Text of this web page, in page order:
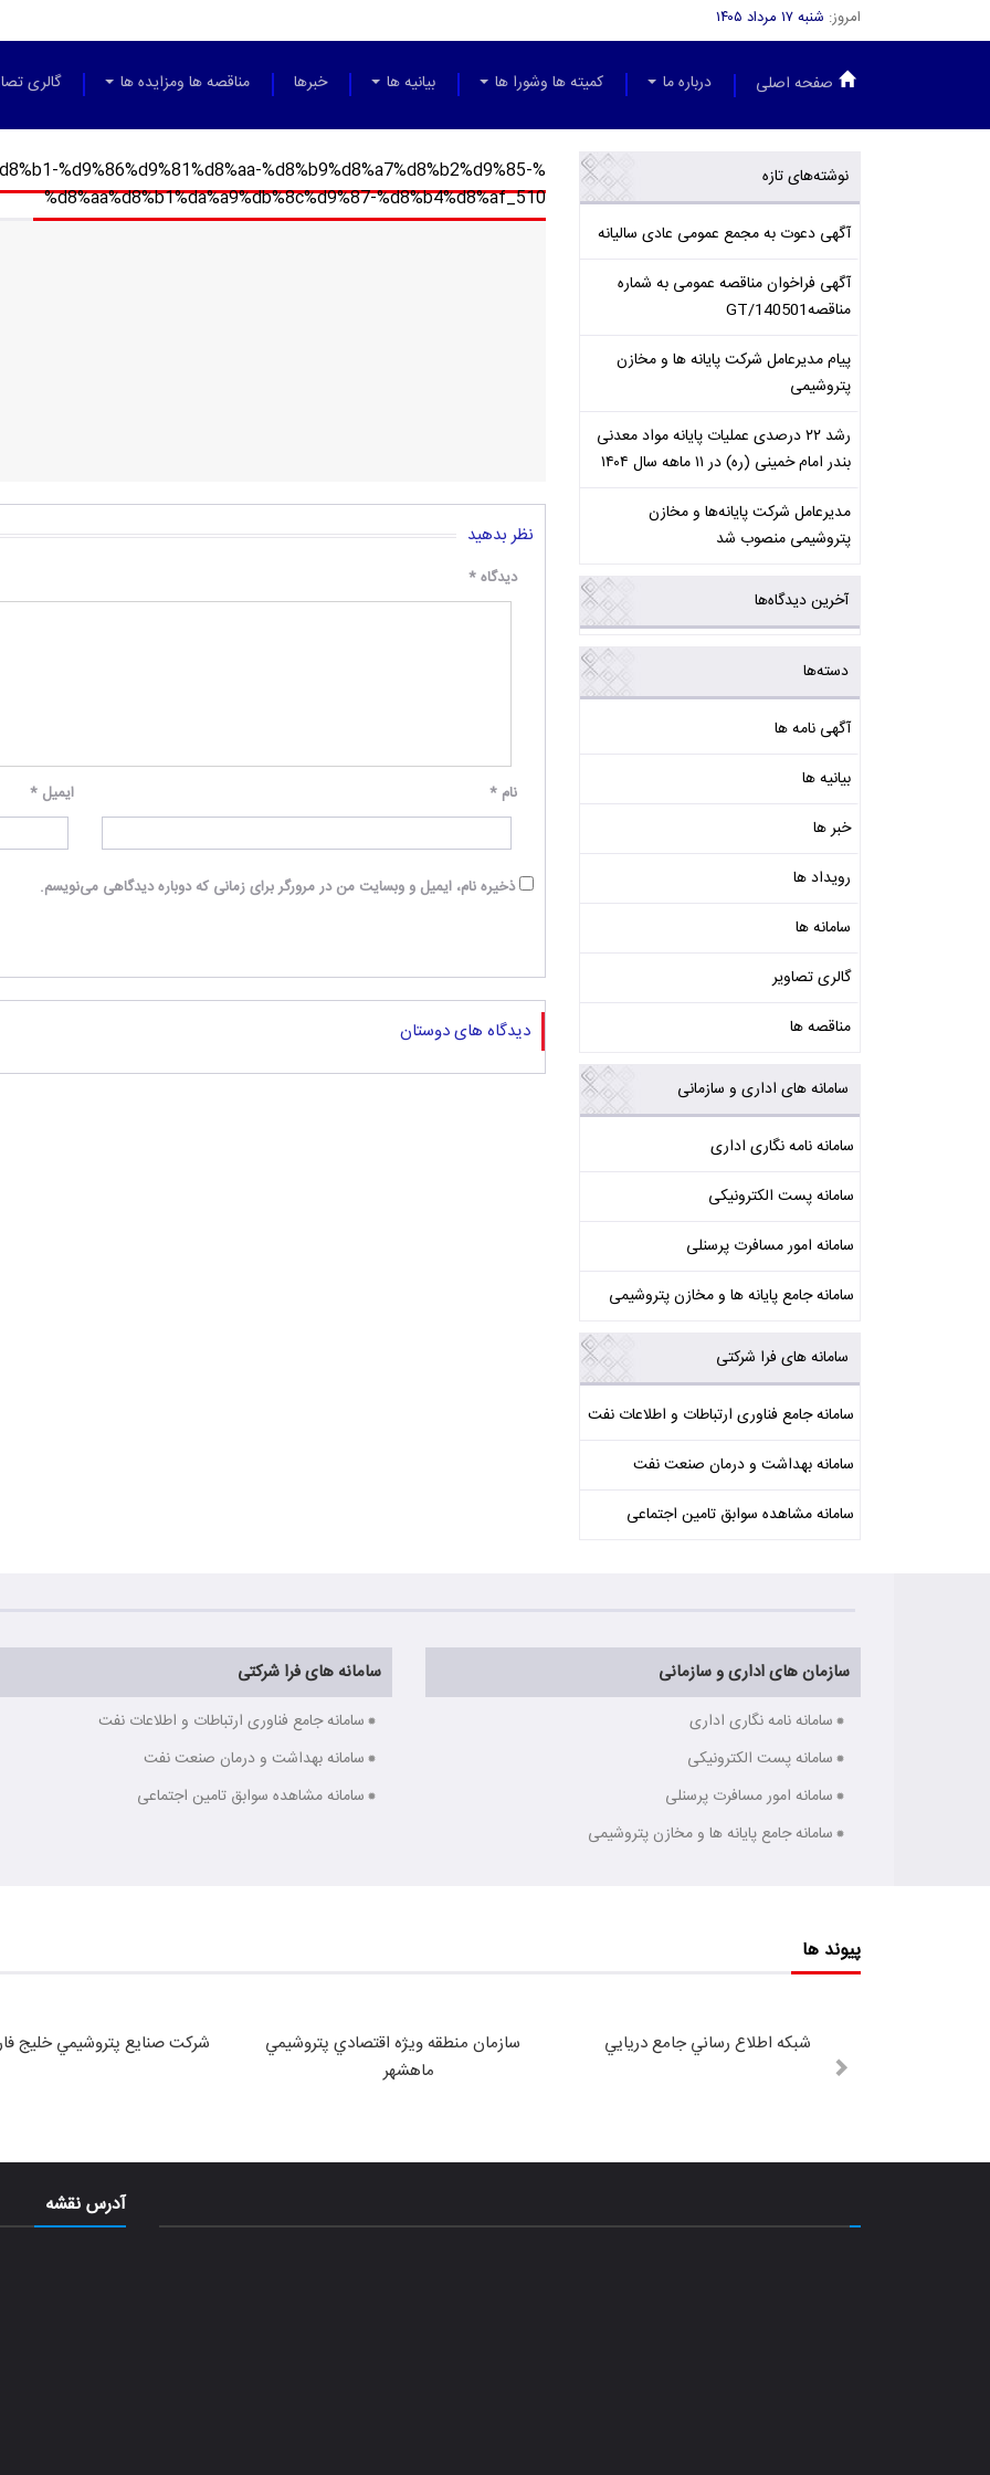
امروز: شنبه ۱۷ مرداد ۱۴۰۵
صفحه اصلی درباره ما کمیته ها وشورا ها بیانیه ها خبرها مناقصه ها ومزایده ها گالری
نوشته‌های تازه
آگهی دعوت به مجمع عمومی عادی سالیانه
آگهی فراخوان مناقصه عمومی به شماره
مناقصهGT/140501
پیام مدیرعامل شرکت پایانه ها و مخازن
پتروشیمی
رشد ۲۲ درصدی عملیات پایانه مواد معدنی
بندر امام خمینی (ره) در ۱۱ ماهه سال ۱۴۰۴
مدیرعامل شرکت پایانه‌ها و مخازن
پتروشیمی منصوب شد
آخرین دیدگاه‌ها
دسته‌ها
آگهی نامه ها
بیانیه ها
خبر ها
رویداد ها
سامانه ها
گالری تصاویر
مناقصه ها
سامانه های اداری و سازمانی
سامانه نامه نگاری اداری
سامانه پست الکترونیکی
سامانه امور مسافرت پرسنلی
سامانه جامع پایانه ها و مخازن پتروشیمی
سامانه های فرا شرکتی
سامانه جامع فناوری ارتباطات و اطلاعات نفت
سامانه بهداشت و درمان صنعت نفت
سامانه مشاهده سوابق تامین اجتماعی
%d9%86%d9%81%d8%aa-%d8%b9%d8%a7%d8%b2%d9%85-
%d8%aa%d8%b1%da%a9%db%8c%d9%87-%d8%b4%d8%af_510
نظر بدهید
دیدگاه*
نام * ایمیل*
ذخیره نام، ایمیل و وبسایت من در مرورگر برای زمانی که دوباره دیدگاهی می‌نویسم.
دیدگاه های دوستان
سازمان های اداری و سازمانی
سامانه نامه نگاری اداری
سامانه پست الکترونیکی
سامانه امور مسافرت پرسنلی
سامانه جامع پایانه ها و مخازن پتروشیمی
سامانه های فرا شرکتی
سامانه جامع فناوری ارتباطات و اطلاعات نفت
سامانه بهداشت و درمان صنعت نفت
سامانه مشاهده سوابق تامین اجتماعی
پیوند ها
شبكه اطلاع رساني جامع دريايي
سازمان منطقه ويژه اقتصادي پتروشيمي
ماهشهر
شركت صنايع پتروشيمي خليج
آدرس نقشه